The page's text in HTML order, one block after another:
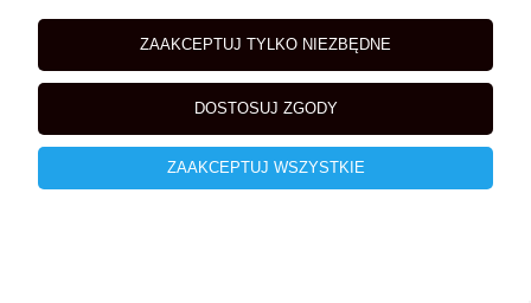
ZAAKCEPTUJ TYLKO NIEZBĘDNE
DOSTOSUJ ZGODY
ZAAKCEPTUJ WSZYSTKIE